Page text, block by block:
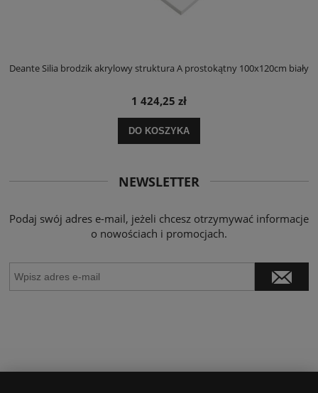
Deante Silia brodzik akrylowy struktura A prostokątny 100x120cm biały
1 424,25 zł
DO KOSZYKA
NEWSLETTER
Podaj swój adres e-mail, jeżeli chcesz otrzymywać informacje
o nowościach i promocjach.